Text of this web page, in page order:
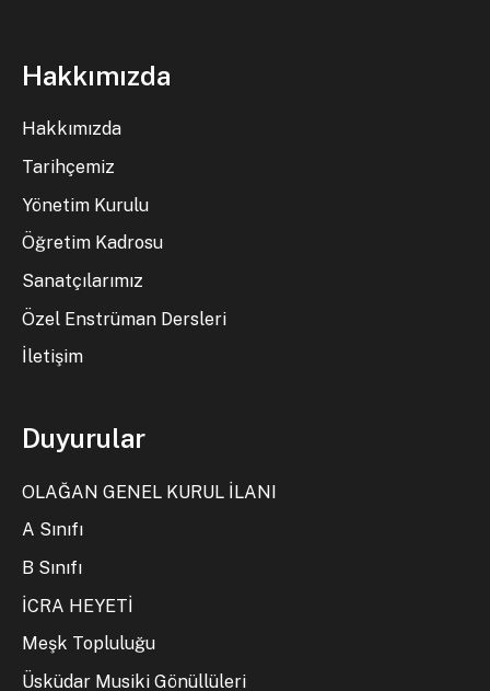
Hakkımızda
Hakkımızda
Tarihçemiz
Yönetim Kurulu
Öğretim Kadrosu
Sanatçılarımız
Özel Enstrüman Dersleri
İletişim
Duyurular
OLAĞAN GENEL KURUL İLANI
A Sınıfı
B Sınıfı
İCRA HEYETİ
Meşk Topluluğu
Üsküdar Musiki Gönüllüleri